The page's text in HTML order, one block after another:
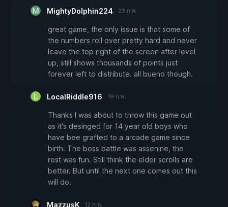
MightyDolphin224 23 ก.พ.
great game, the only issue is that some of
the numbers roll over pretty hard and never
leave the top right of the screen after level
up, still shows thousands of points just
forever left to distribute. all bueno though.
LocalRiddle916 19 ก.พ.
Thanks I was about to throw this game out
as it's desinged for 14 year old boys who
have bee grafted to a arcade game since
birth. The boss battle was assenine, the
rest was fun. Still think the elder scrolls are
better. But until the next one comes out this
will do.
MazzusK 12 ก.พ.